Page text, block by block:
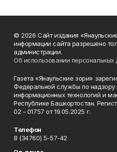
© 2026 Сайт издания
информации сайта разрешено
администрации.
Об использовании персональных
Газета «Янаульские зори»
Федеральной службы по надзору
информационных технологий и
Республике Башкортостан.
02 - 01757 от 19.05.2025 г.
Телефон
8 (34760) 5-57-42